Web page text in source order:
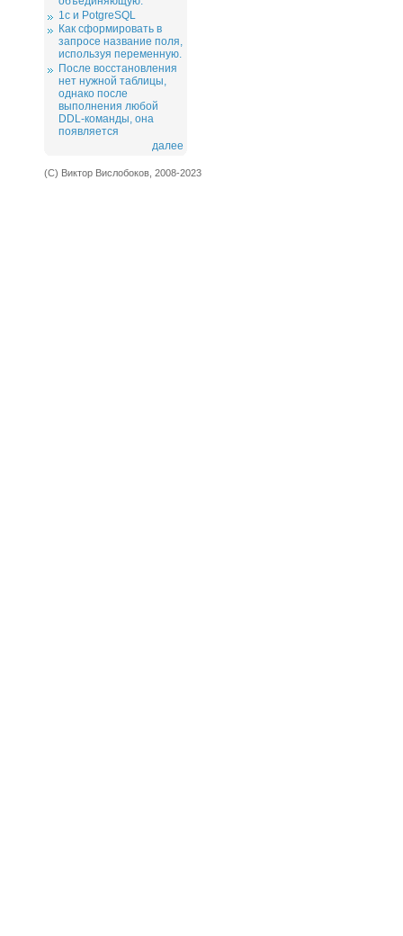
1c и PotgreSQL
Как сформировать в
запросе название поля,
используя переменную.
После восстановления
нет нужной таблицы,
однако после
выполнения любой
DDL-команды, она
появляется
далее
(С) Виктор Вислобоков, 2008-2023